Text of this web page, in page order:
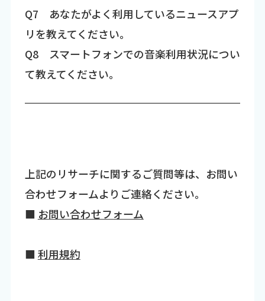
Q7 あなたがよく利用しているニュースアプ
リを教えてください。
Q8 スマートフォンでの音楽利用状況につい
て教えてください。
上記のリサーチに関するご質問等は、お問い
合わせフォームよりご連絡ください。
■ お問い合わせフォーム
■ 利用規約